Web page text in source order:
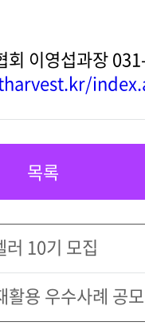
회 이영섭과장
목록
러 10기 모집
활용 우수사례 공